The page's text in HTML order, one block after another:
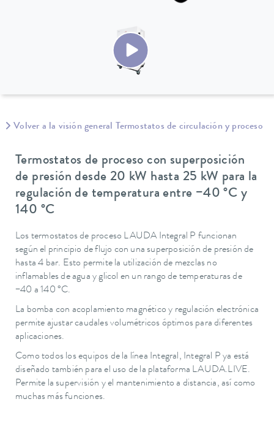
Volver a la visión general Termostatos de circulación y proceso
Termostatos de proceso con superposición
de presión desde 20 kW hasta 25 kW para la
regulación de temperatura entre −40 °C y
140 °C
Los termostatos de proceso LAUDA Integral P funcionan
según el principio de flujo con una superposición de presión de
hasta 4 bar. Esto permite la utilización de mezclas no
inflamables de agua y glicol en un rango de temperaturas de
−40 a 140 °C.
La bomba con acoplamiento magnético y regulación electrónica
permite ajustar caudales volumétricos óptimos para diferentes
aplicaciones.
Como todos los equipos de la línea Integral, Integral P ya está
diseñado también para el uso de la plataforma LAUDA.LIVE.
Permite la supervisión y el mantenimiento a distancia, así como
muchas más funciones.